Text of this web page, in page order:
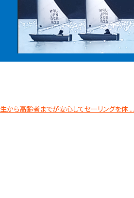
生から高齢者までが安心してセーリングを体 ...